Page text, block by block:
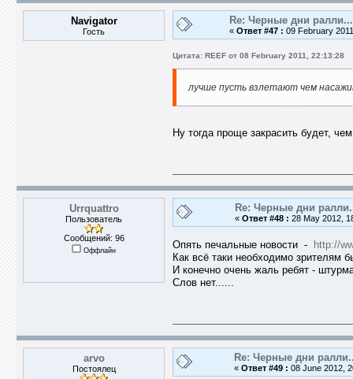
Navigator
Гость
Re: Черные дни ралли...
« Ответ #47 : 09 February
Цитата: REEF от 08 February 2011, 22:13:28
лучше пусть взлетают чем
Ну тогда проще закрасить будет,
Urrquattro
Пользователь
Сообщений: 96
Оффлайн
Re: Черные дни
« Ответ #48 : 28 May 2012,
Опять печальные новости -
http://
Как всё таки необходимо зрителям
И конечно очень жаль ребят -
Слов нет......
arvo
Постоялец
Re: Черные дни
« Ответ #49 : 08 June 2012,